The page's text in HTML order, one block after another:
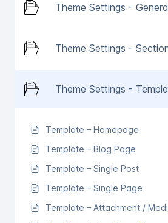
Theme Settings -
Theme Settings -
Theme Settings -
Template – Homepage
Template – Blog Page
Template – Single Post
Template – Single Page
Template – Attachment /